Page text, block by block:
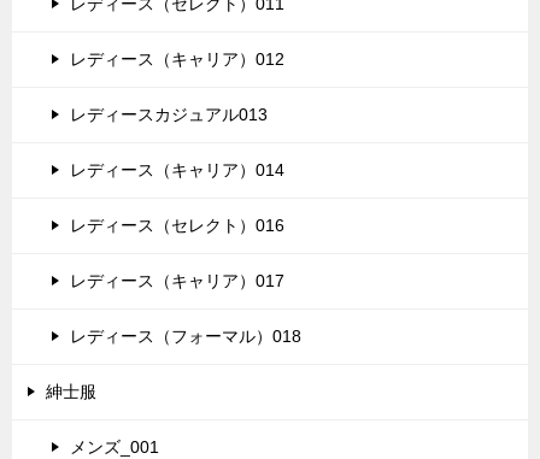
レディース（キャリア）012
レディースカジュアル013
レディース（キャリア）014
レディース（セレクト）016
レディース（キャリア）017
レディース（フォーマル）018
紳士服
メンズ_001